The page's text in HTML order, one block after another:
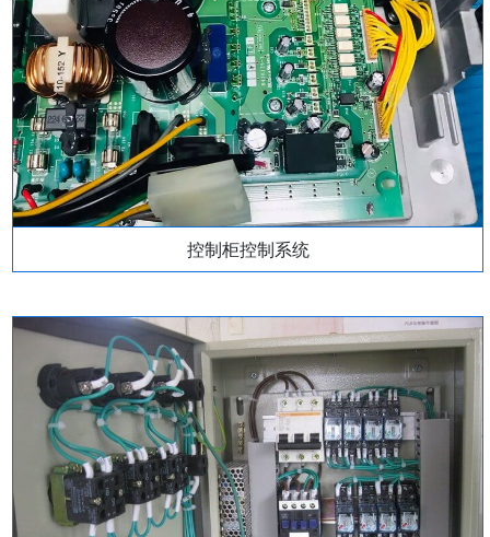
控制柜控制系统